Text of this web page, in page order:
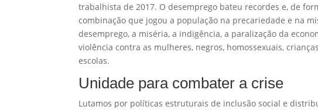
trabalhista de 2017. O desemprego bateu recordes e, de
combinação que jogou a população na precariedade e na
desemprego, a miséria, a indigência, a paralização da
violência contra as mulheres, negros, homossexuais,
escolas.
Unidade para combater a crise
Lutamos por políticas estruturais de inclusão social e